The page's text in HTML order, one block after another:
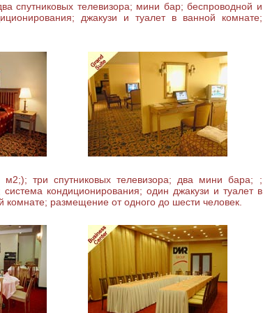
спутниковых телевизора; мини бар; беспроводной и
джакузи и туалет в ванной комнате;
три спутниковых телевизора; два мини бара; ;
кондиционирования; один джакузи и туалет в
комнате; размещение от одного до шести человек.